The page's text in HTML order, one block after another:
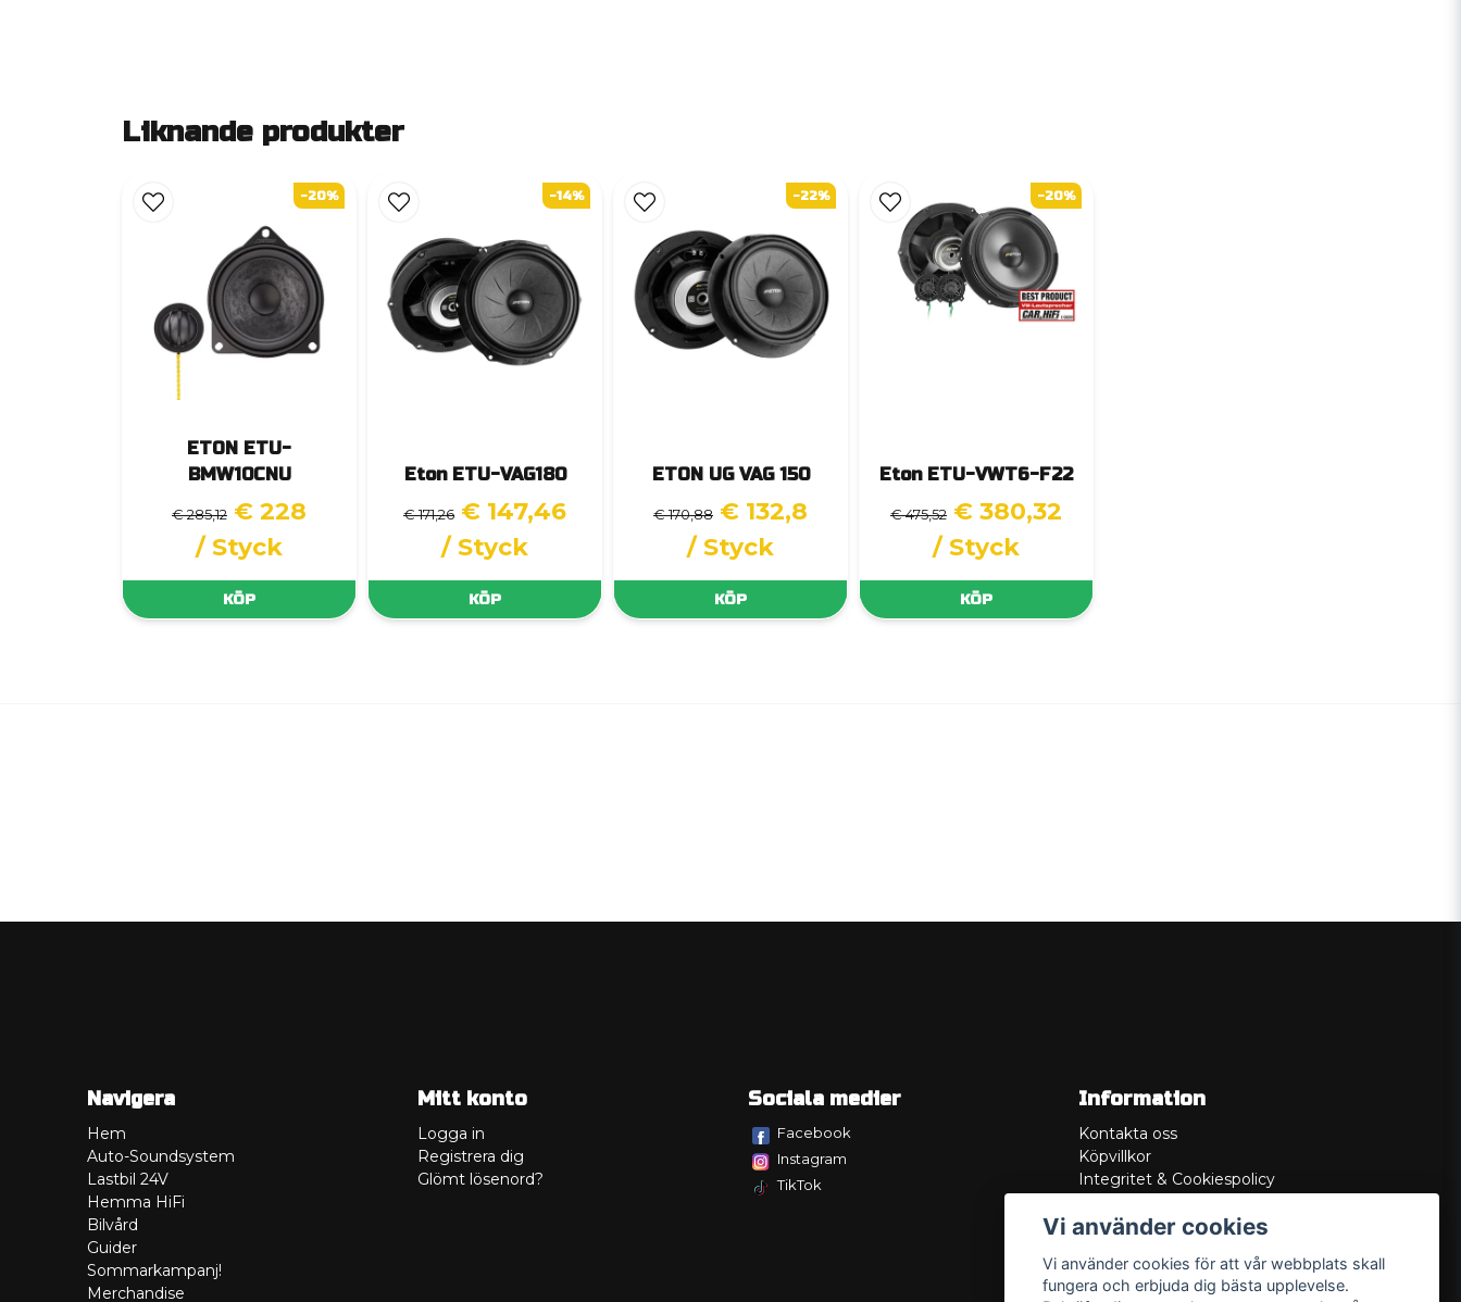
Liknande produkter
ETON ETU-
BMW10CNU
€ 285,12 € 228
/ Styck
KÖP
-20%
Eton ETU-VAG180
€ 171,26 € 147,46
/ Styck
KÖP
-14%
ETON UG VAG 150
€ 170,88 € 132,8
/ Styck
KÖP
-22%
Eton ETU-VWT6-F22
€ 475,52 € 380,32
/ Styck
KÖP
-20%
Navigera
Hem
Auto-Soundsystem
Lastbil 24V
Hemma HiFi
Bilvård
Guider
Sommarkampanj!
Merchandise
Mitt konto
Logga in
Registrera dig
Glömt lösenord?
Sociala medier
Facebook
Instagram
TikTok
Information
Kontakta oss
Köpvillkor
Integritet & Cookiespolicy
Service/Garanti
Lådritning
Om oss
Vi använder cookies
Vi använder cookies för att vår webbplats skall
fungera och erbjuda dig bästa upplevelse.